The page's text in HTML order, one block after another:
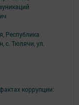
Республика
с. Тюлячи, ул.
коррупции: